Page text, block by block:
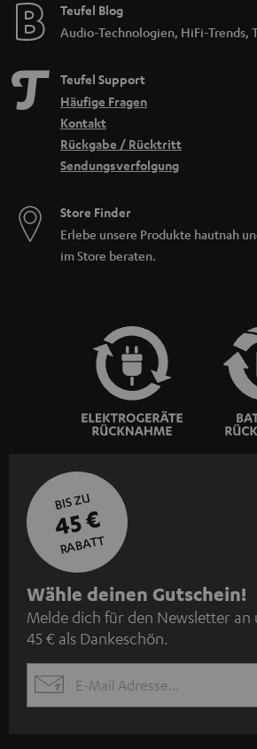
Teufel Blog
Audio-Technologien, HiFi-Trends,
Teufel Support
Häufige Fragen
Kontakt
Rückgabe / Rücktritt
Sendungsverfolgung
Store Finder
Erlebe unsere Produkte hautnah
im Store beraten.
BIS ZU
45 €
RABATT
N
e
w
s
l
Wähle deinen Gutschein!
Melde dich für den Newsletter an
45 € als Dankeschön.
EMAIL